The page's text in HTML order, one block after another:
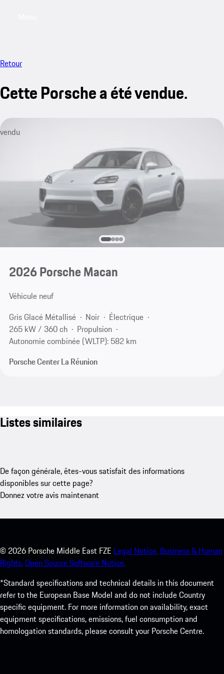
Retour
Cette Porsche a été vendue.
vendu
2026 Porsche Macan
Véhicule neuf
Gris Glacé Métallisé
Noir
Électrique
265 kW / 360 ch
Propulsion
Autonomie combinée (WLTP): 582 km
Porsche Center La Réunion
Listes similaires
De façon générale, êtes-vous satisfait des informations
disponibles sur cette page?
Donnez votre avis maintenant
© 2026 Porsche Middle East FZE Legal Notice. Business & Human
Rights.Open Source Software Notice.
*Standard specifications and technical details in this document
refer to the European Base Model and do not include Country
specific equipment. For more information on availability, exact
equipment specifications, emissions, fuel consumption and
homologation standards, please consult your Porsche Centre.